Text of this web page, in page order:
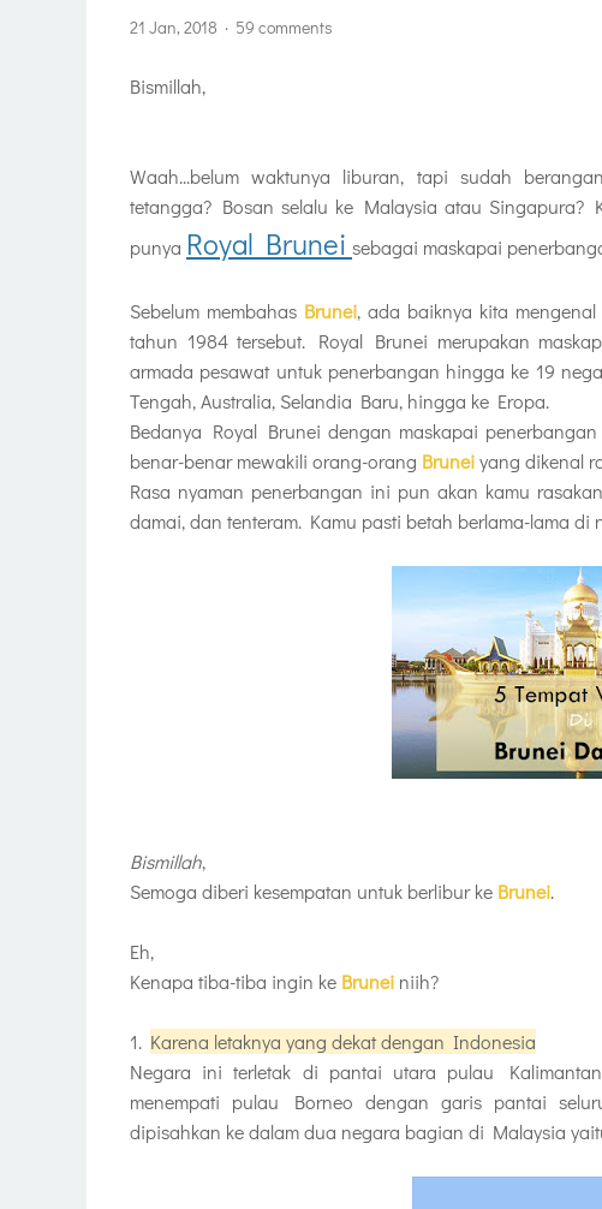
21 Jan, 2018 59 comments
Bismillah,
Waah...belum waktunya liburan, tapi sudah
tetangga? Bosan selalu ke Malaysia atau
punya Royal Brunei sebagai maskapai
Sebelum membahas Brunei, ada baiknya kita
tahun 1984 tersebut. Royal Brunei merupakan
armada pesawat untuk penerbangan hingga ke 19
Tengah, Australia, Selandia Baru, hingga ke Eropa.
Bedanya Royal Brunei dengan maskapai
benar-benar mewakili orang-orang Bruneiyang dikenal
Rasa nyaman penerbangan ini pun akan kamu
damai, dan tenteram. Kamu pasti betah berlama-lama di
Bismillah,
Semoga diberi kesempatan untuk berlibur ke Brunei.
Eh,
Kenapa tiba-tiba ingin ke Brunei niih?
1. Karena letaknya yang dekat dengan Indonesia
Negara ini terletak di pantai utara pulau
menempati pulau Borneo dengan garis pantai
dipisahkan ke dalam dua negara bagian di Malaysia